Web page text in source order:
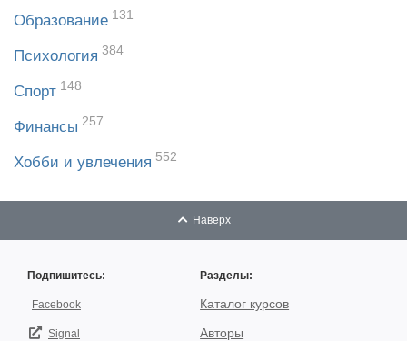
Образование 131
Психология 384
Спорт 148
Финансы 257
Хобби и увлечения 552
Наверх
Подпишитесь:
Facebook
Signal
Разделы:
Каталог курсов
Авторы